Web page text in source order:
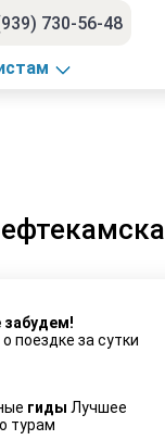
730-56-48
забудем!
поездке за сутки
гиды Лучшее
турам